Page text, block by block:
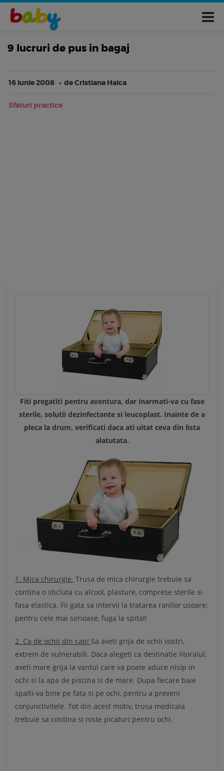
9 lucruri de pus in bagaj
16 iunie 2008 de Cristiana Haica
Sfaturi practice
Fiti pregatiti pentru aventura, dar inarmati-va cu fase
sterile, solutii dezinfectante si leucoplast. Inainte de a
pleca la drum, verificati daca ati uitat ceva din lista
alatutata.
1. Mica chirurgie. Trusa de mica chirurgie trebuie sa
contina o sticluta cu alcool, plasture, comprese sterile si
fasa elastica. Fii gata sa intervii la tratarea ranilor usoare;
pentru cele mai serioase, fuga la spital!
2. Ca de ochii din cap! Sa aveti grija de ochii vostri,
extrem de vulnerabili. Daca alegeti ca destinatie litoralul,
aveti mare grija la vantul care va poate aduce nisip in
ochi si la apa de piscina si de mare. Dupa fiecare baie
spalti-va bine pe fata si pe ochi, pentru a preveni
conjunctivitele. Tot din acest motiv, trusa medicala
trebuie sa contina si niste picaturi pentru ochi.